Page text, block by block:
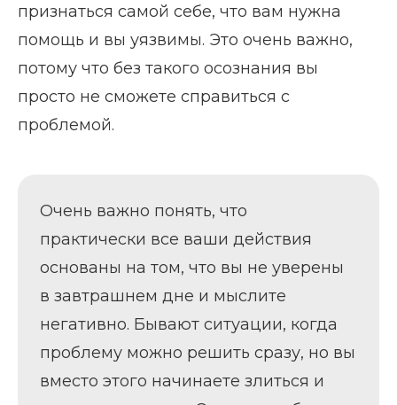
признаться самой себе, что вам нужна
помощь и вы уязвимы. Это очень важно,
потому что без такого осознания вы
просто не сможете справиться с
проблемой.
Очень важно понять, что
практически все ваши действия
основаны на том, что вы не уверены
в завтрашнем дне и мыслите
негативно. Бывают ситуации, когда
проблему можно решить сразу, но вы
вместо этого начинаете злиться и